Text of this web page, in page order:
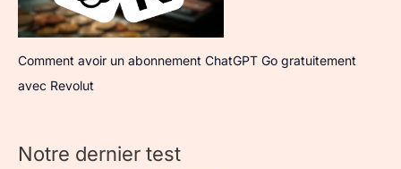
Comment avoir un abonnement ChatGPT Go gratuitement
avec Revolut
Notre dernier test